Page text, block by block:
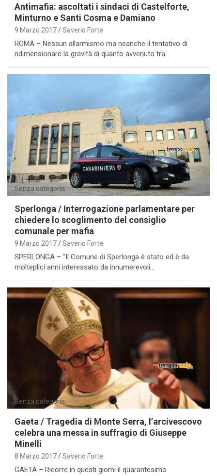
Antimafia: ascoltati i sindaci di Castelforte,
Minturno e Santi Cosma e Damiano
9 Marzo 2017 Saverio Forte
ROMA – Nessun allarmismo ma neanche il tentativo di
ridimensionare la gravità di quanto avvenuto tra…
Senza categoria
Sperlonga / Interrogazione parlamentare per
chiedere lo scoglimento del consiglio
comunale per mafia
9 Marzo 2017 Saverio Forte
SPERLONGA – “Il Comune di Sperlonga è stato ed è da
molteplici anni interessato da innumerevoli…
Senza categoria
Gaeta / Tragedia di Monte Serra, l’arcivescovo
celebra una messa in suffragio di Giuseppe
Minelli
8 Marzo 2017 Saverio Forte
GAETA – Ricorre in questi giorni il quarantesimo